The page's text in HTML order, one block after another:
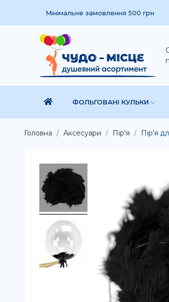
Мінімальне замовлення 500 грн
ФОЛЬГОВАНІ КУЛЬКИ
Головна Аксесуари Пір'я Пір'я